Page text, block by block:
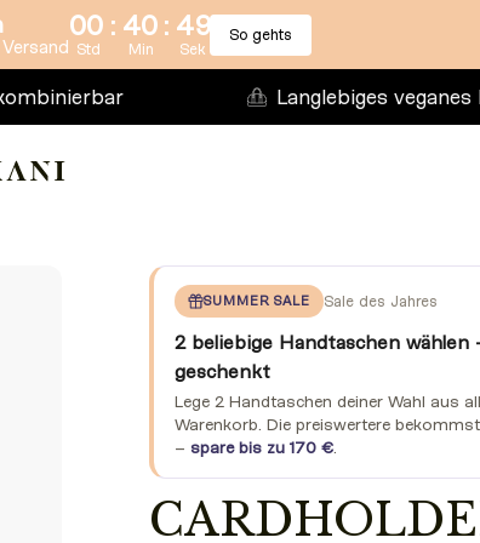
00 : 40 : 47
Std Min Sek
So gehts
Langlebiges veganes
SUMMER SALE Sale des Jahres
2 beliebige Handtaschen wählen
geschenkt
Lege 2 Handtaschen deiner Wahl aus
Warenkorb. Die preiswertere
– spare bis zu 170 €